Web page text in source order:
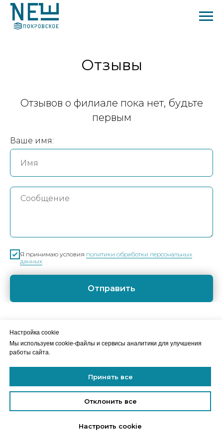
Отзывы
Отзывов о филиале пока нет, будьте
первым
Ваше имя:
Я принимаю условия политики обработки персональных
данных
Отправить
Настройка сookie
Мы используем cookie-файлы и сервисы аналитики для улучшения
работы сайта.
Принять все
Отклонить все
Настроить cookie
2016-2026 ©ИП Ефимова Н.Н. Лицензия на осуществление